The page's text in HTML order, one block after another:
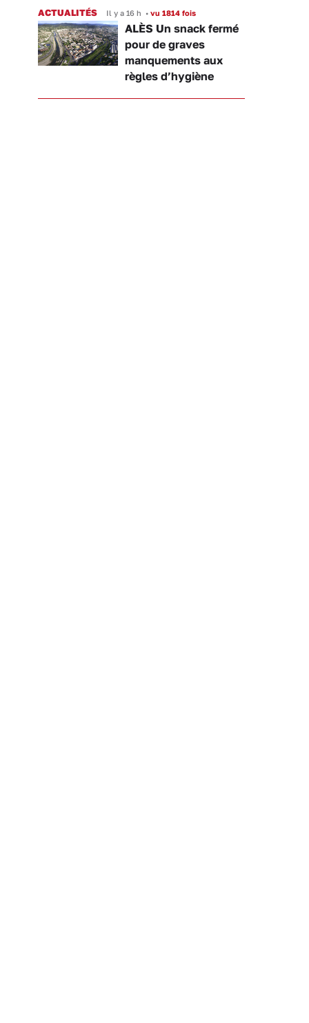
ACTUALITÉS Il y a 16 h • vu 1814 fois
ALÈS Un snack fermé
pour de graves
manquements aux
règles d’hygiène